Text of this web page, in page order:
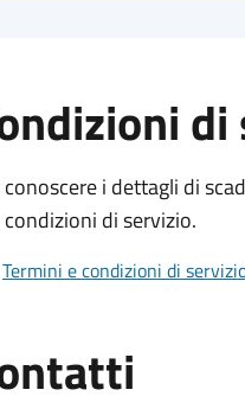
conoscere i dettagli di
condizioni di servizio.
Termini e condizioni di